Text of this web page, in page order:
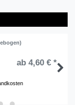
ab 4,60 € *